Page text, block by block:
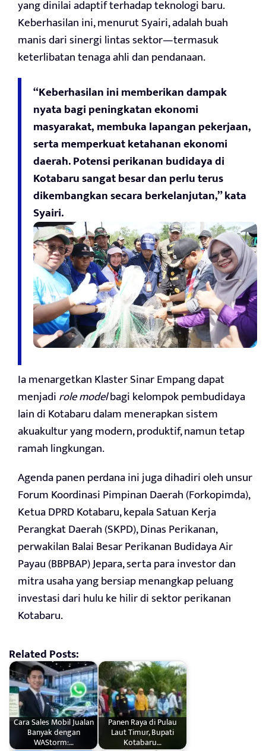
yang dinilai adaptif terhadap teknologi baru.
Keberhasilan ini, menurut Syairi, adalah buah
manis dari sinergi lintas sektor—termasuk
keterlibatan tenaga ahli dan pendanaan.
“Keberhasilan ini memberikan dampak
nyata bagi peningkatan ekonomi
masyarakat, membuka lapangan pekerjaan,
serta memperkuat ketahanan ekonomi
daerah. Potensi perikanan budidaya di
Kotabaru sangat besar dan perlu terus
dikembangkan secara berkelanjutan,” kata
Syairi.
Ia menargetkan Klaster Sinar Empang dapat
menjadirole modelbagi kelompok pembudidaya
lain di Kotabaru dalam menerapkan sistem
akuakultur yang modern, produktif, namun tetap
ramah lingkungan.
Agenda panen perdana ini juga dihadiri oleh unsur
Forum Koordinasi Pimpinan Daerah (Forkopimda),
Ketua DPRD Kotabaru, kepala Satuan Kerja
Perangkat Daerah (SKPD), Dinas Perikanan,
perwakilan Balai Besar Perikanan Budidaya Air
Payau (BBPBAP) Jepara, serta para investor dan
mitra usaha yang bersiap menangkap peluang
investasi dari hulu ke hilir di sektor perikanan
Kotabaru.
Related Posts:
Cara Sales Mobil Jualan
Banyak dengan
WAStorm:…
Panen Raya di Pulau
Laut Timur, Bupati
Kotabaru…